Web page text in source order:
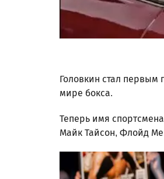
Головкин стал первым
мире бокса.
Теперь имя
Майк Тайсон, Флойд